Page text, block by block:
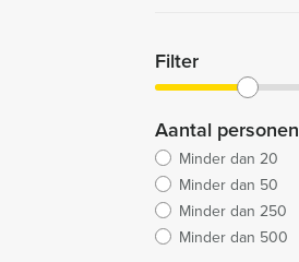
Filter
Aantal personen
Minder dan 20
Minder dan 50
Minder dan 250
Minder dan 500